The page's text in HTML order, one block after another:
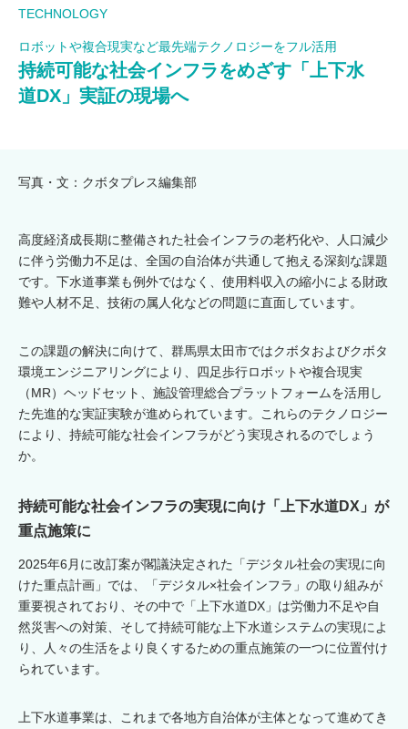
TECHNOLOGY
ロボットや複合現実など最先端テクノロジーをフル活用
持続可能な社会インフラをめざす「上下水
道DX」実証の現場へ
写真・文：クボタプレス編集部
高度経済成長期に整備された社会インフラの老朽化や、人口減少
に伴う労働力不足は、全国の自治体が共通して抱える深刻な課題
です。下水道事業も例外ではなく、使用料収入の縮小による財政
難や人材不足、技術の属人化などの問題に直面しています。
この課題の解決に向けて、群馬県太田市ではクボタおよびクボタ
環境エンジニアリングにより、四足歩行ロボットや複合現実
（MR）ヘッドセット、施設管理総合プラットフォームを活用し
た先進的な実証実験が進められています。これらのテクノロジー
により、持続可能な社会インフラがどう実現されるのでしょう
か。
持続可能な社会インフラの実現に向け「上下水道DX」が
重点施策に
2025年6月に改訂案が閣議決定された「デジタル社会の実現に向
けた重点計画」では、「デジタル×社会インフラ」の取り組みが
重要視されており、その中で「上下水道DX」は労働力不足や自
然災害への対策、そして持続可能な上下水道システムの実現によ
り、人々の生活をより良くするための重点施策の一つに位置付け
られています。
上下水道事業は、これまで各地方自治体が主体となって進めてき